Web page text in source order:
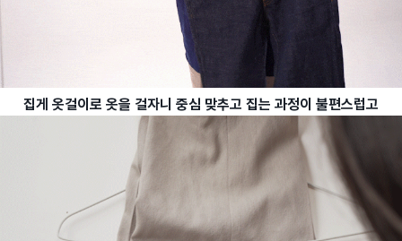
집게 옷걸이로 옷을 걸자니 중심 맞추고 집는 과정이 불편스럽고